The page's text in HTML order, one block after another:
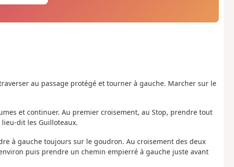
au passage protégé et tourner à gauche. Marcher sur le
et continuer. Au premier croisement, au Stop, prendre tout
dit les Guilloteaux.
à gauche toujours sur le goudron. Au croisement des deux
puis prendre un chemin empierré à gauche juste avant